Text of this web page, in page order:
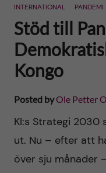
INTERNATIONAL PANDEMI
Stöd till
Kongo
Posted byOle Petter
KI:s Strategi 2030
ut. Nu – efter att
över sju månader